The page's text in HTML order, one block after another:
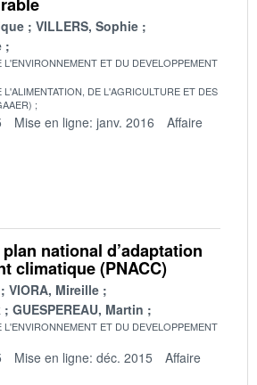
VILLERS, Sophie
ET DU DEVELOPPEMENT
DE L'AGRICULTURE ET DES
Mise en ligne: janv. 2016
Affaire
national d’adaptation
climatique (PNACC)
VIORA, Mireille
GUESPEREAU, Martin
ET DU DEVELOPPEMENT
Mise en ligne: déc. 2015
Affaire